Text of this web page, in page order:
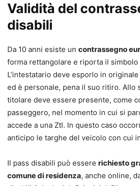
Validità del
disabili
Da 10 anni esiste un contrassegno
forma rettangolare e riporta il simbolo
L’intestatario deve esporlo in
ed è personale, pena il suo ritiro. Allo
titolare deve essere presente, come
passeggero, nel momento in cui si
accede a una Ztl. In questo caso
anticipo le targhe del veicolo con cui
Il pass disabili può essere richiesto
comune di residenza, anche online,